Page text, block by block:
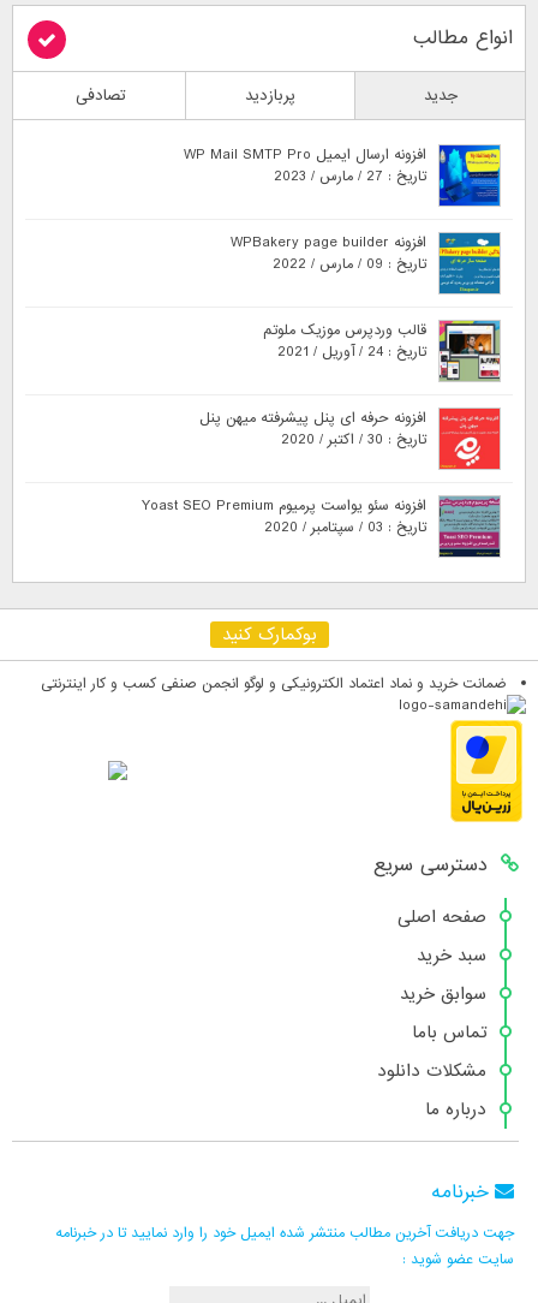
انواع مطالب
جدید پربازدید تصادفی
افزونه ارسال ایمیل WP Mail SMTP Pro
تاریخ : 27 / مارس / 2023
افزونه WPBakery page builder
تاریخ : 09 / مارس / 2022
قالب وردپرس موزیک ملوتم
تاریخ : 24 / آوریل / 2021
افزونه حرفه ای پنل پیشرفته میهن پنل
تاریخ : 30 / اکتبر / 2020
افزونه سئو یواست پرمیوم Yoast SEO Premium
تاریخ : 03 / سپتامبر / 2020
بوکمارک کنید
ضمانت خرید و نماد اعتماد الکترونیکی و لوگو انجمن صنفی کسب و کار اینترنتی
دسترسی سریع
صفحه اصلی
سبد خرید
سوابق خرید
تماس باما
مشکلات دانلود
درباره ما
خبرنامه
جهت دریافت آخرین مطالب منتشر شده ایمیل خود را وارد نمایید تا در خبرنامه
سایت عضو شوید :